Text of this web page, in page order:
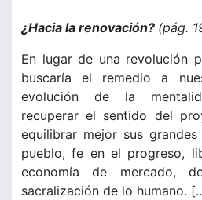
¿Hacia la renovación? (pág.
En lugar de una revolución
buscaría el remedio a
evolución de la
recuperar el sentido del
equilibrar mejor sus
pueblo, fe en el progreso,
economía de mercado,
sacralización de lo humano.